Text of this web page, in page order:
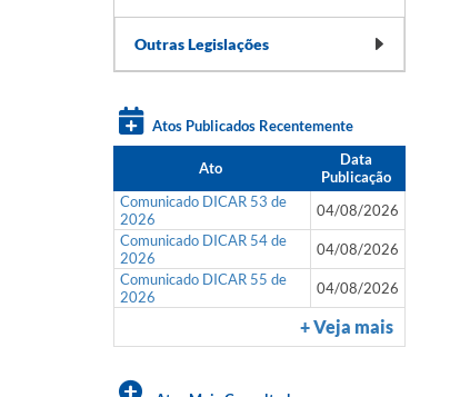
Outras Legislações
Atos Publicados Recentemente
Ato
Data
Publicação
Comunicado DICAR 53 de
2026
04/08/2026
Comunicado DICAR 54 de
2026
04/08/2026
Comunicado DICAR 55 de
2026
04/08/2026
+ Veja mais